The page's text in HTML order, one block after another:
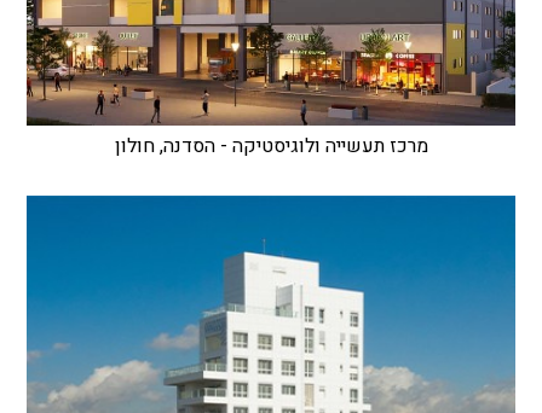
מרכז תעשייה ולוגיסטיקה - הסדנה, חולון